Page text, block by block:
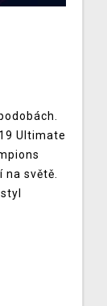
Ultimate
na světě.